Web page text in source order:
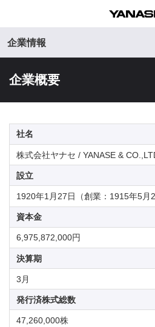
企業情報
企業概要
社名
株式会社ヤナセ / YANASE &
設立
1920年1月27日（創業：1915年5月
資本金
6,975,872,000円
決算期
3月
発行済株式総数
47,260,000株